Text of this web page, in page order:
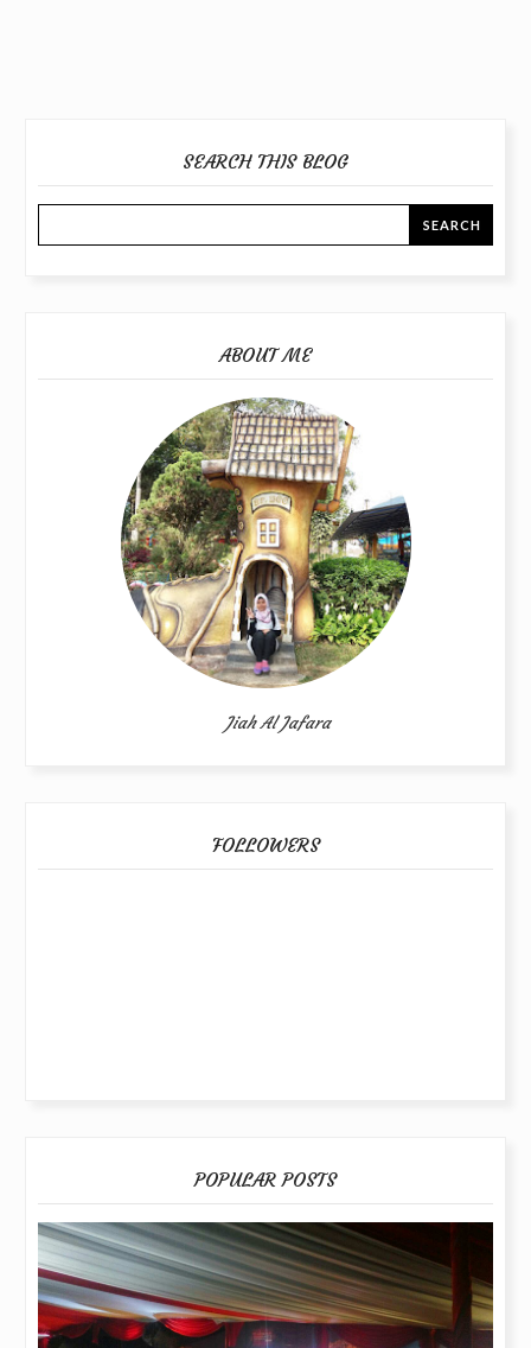
SEARCH THIS BLOG
ABOUT ME
Jiah Al Jafara
FOLLOWERS
POPULAR POSTS